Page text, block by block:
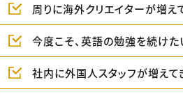
周りに海外クリエイターが増
今度こそ、英語の勉強を続けた
社内に外国人スタッフが増えて